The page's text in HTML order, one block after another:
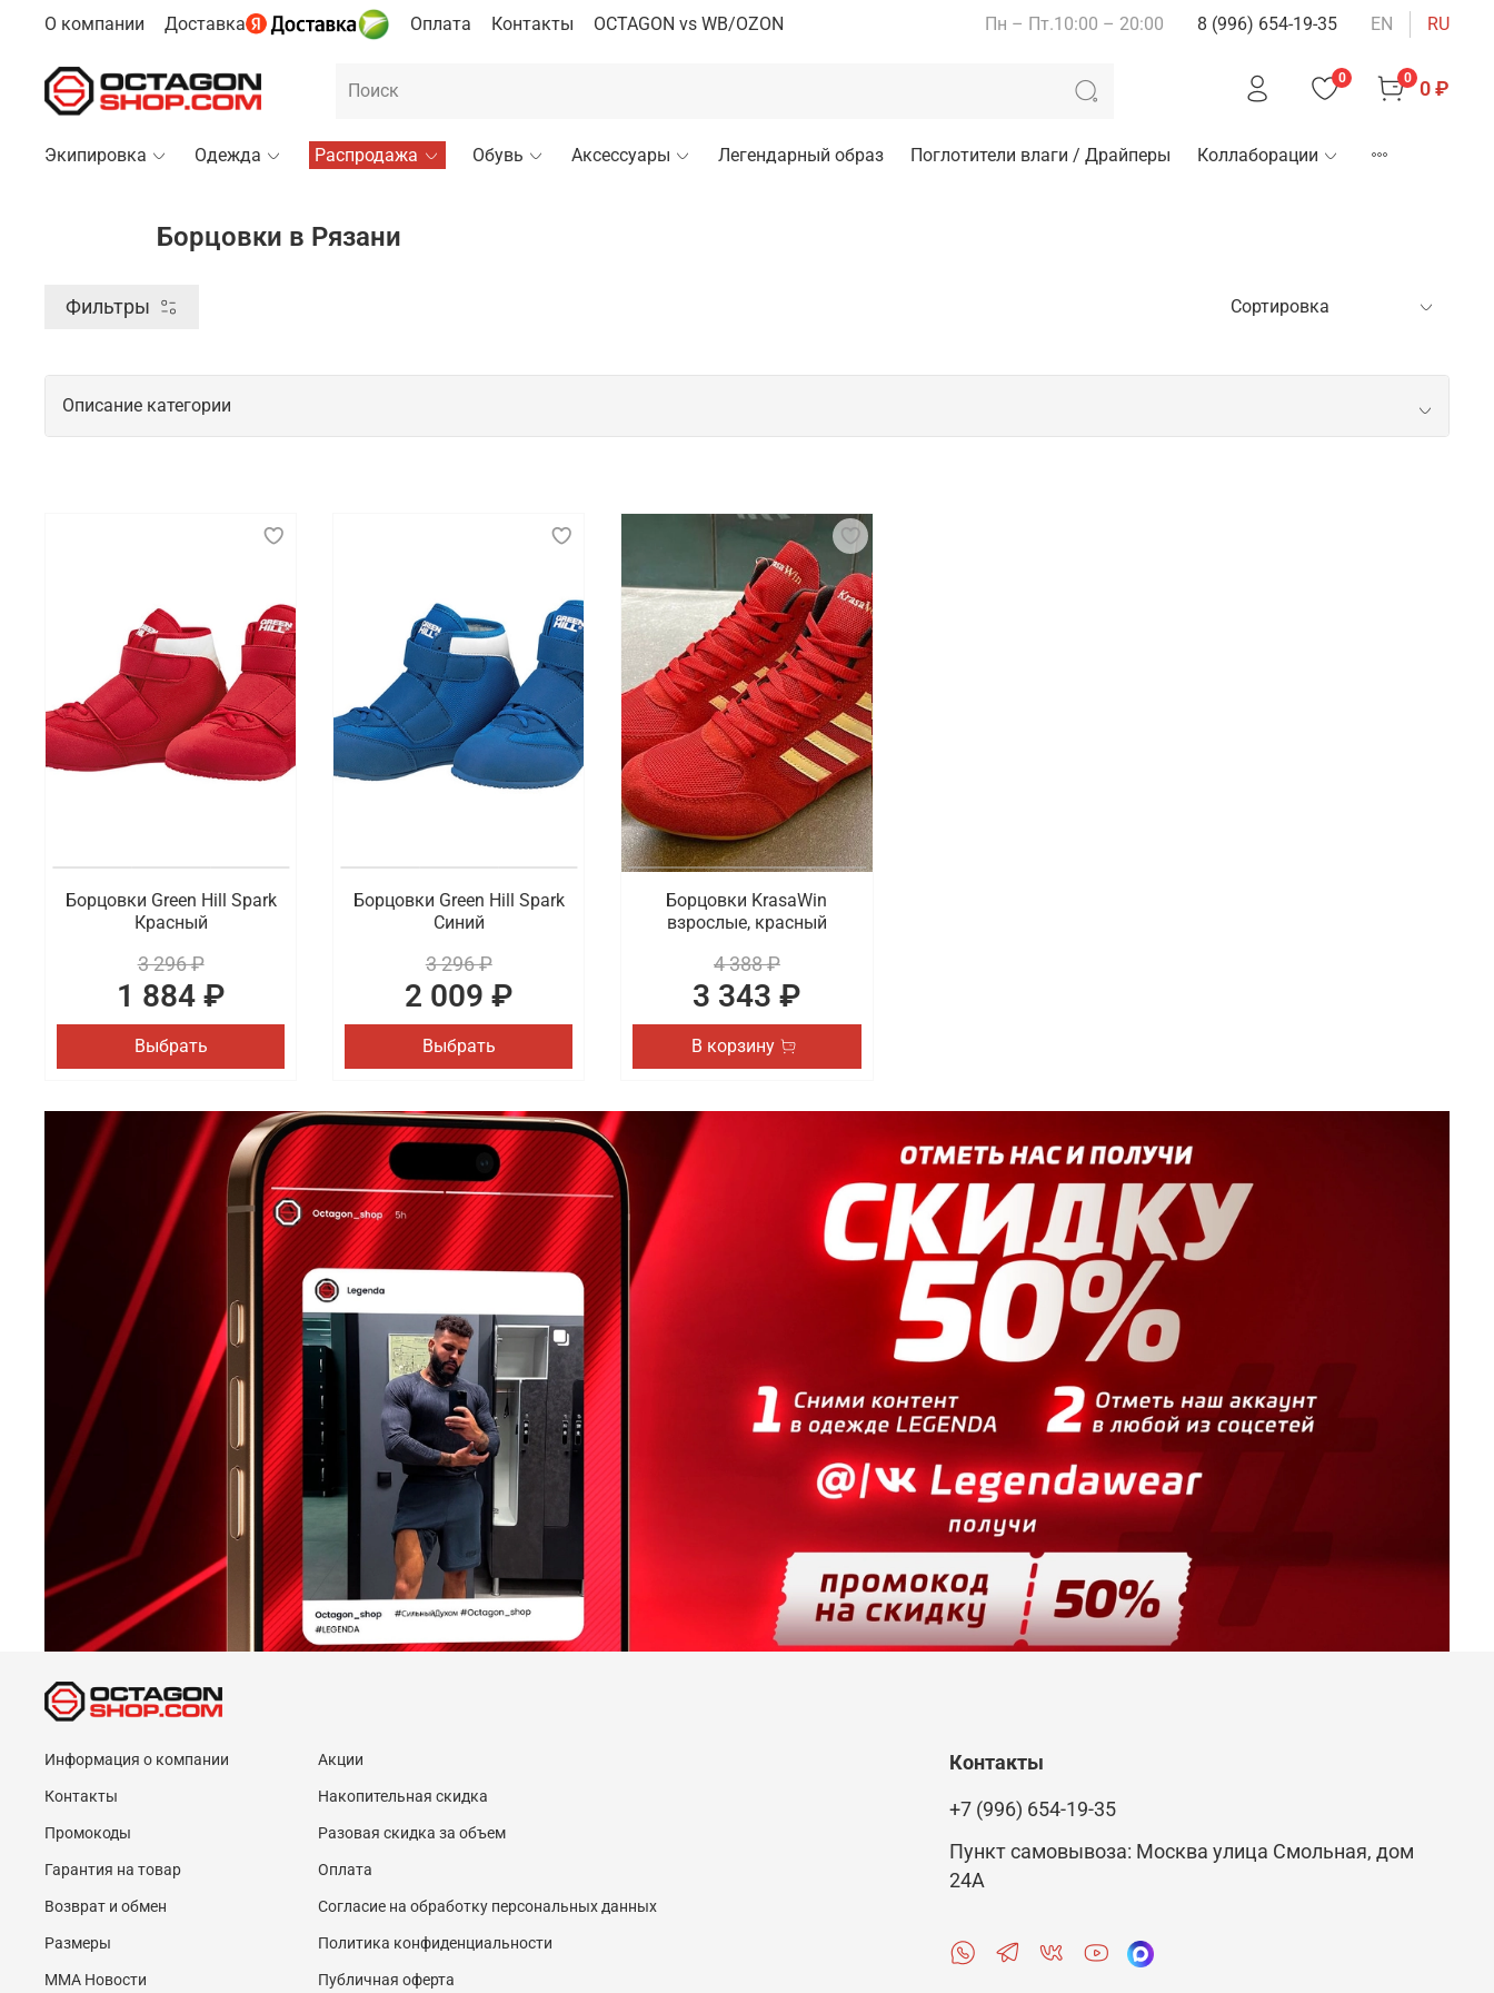
О компании Доставка Оплата Контакты OCTAGON vs WB/OZON Пн – Пт.10:00 – 20:00 8 (996) 654-19-35 EN RU
0 0 0 ₽
Экипировка Одежда Распродажа Обувь Аксессуары Легендарный образ Поглотители влаги / Драйперы Коллаборации
Борцовки в Рязани
Фильтры
Описание категории
гибкостью и прочной подошвой, которая обеспечивает хорошее сцепление с поверхностью и устойчивость во время интенсивных движений.
Существуют разные виды борцовок, которые отличаются по материалу, конструкции и уровню поддержки. Профессиональные модели имеют тонкую и гибкую
подошву для максимальной чувствительности к поверхности и быстроты движений, а также усиленную фиксацию голеностопа. Для начинающих спортсменов
предлагаются более мягкие и удобные варианты с дополнительной амортизацией.
Где заказать борцовки для спорта с быстрой доставкой в Рязани
В интернет-магазине Octagon Shop можно по выгодной цене купить спортивные борцовки. На выбор доступны разные актуальные размеры и трендовые
расцветки. В наличии обувь для спорта на шнуровке. Осуществляется быстрая доставка оформленных онлайн покупок по Рязани.
Борцовки Green Hill Spark
Красный
3 296 ₽
1 884 ₽
Выбрать
Борцовки Green Hill Spark
Синий
3 296 ₽
2 009 ₽
Выбрать
Борцовки KrasaWin
взрослые, красный
4 388 ₽
3 343 ₽
В корзину
Информация о компании
Контакты
Промокоды
Гарантия на товар
Возврат и обмен
Размеры
MMA Новости
Акции
Накопительная скидка
Разовая скидка за объем
Оплата
Согласие на обработку персональных данных
Политика конфиденциальности
Публичная оферта
Контакты
+7 (996) 654-19-35
Пункт самовывоза: Москва улица Смольная, дом
24А